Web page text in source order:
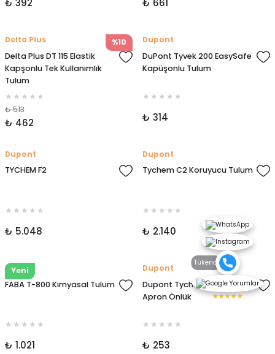
₺ 392 ₺ 661
%10
Delta Plus
Delta Plus DT 115 Elastik
Kapşonlu Tek Kullanımlık
Tulum
₺ 513
₺ 462
Dupont
DuPont Tyvek 200 EasySafe
Kapüşonlu Tulum
₺ 314
Dupont
TYCHEM F2
₺ 5.048
Dupont
Tychem C2 Koruyucu Tulum
₺ 2.140
Yeni
Faba
FABA T-800 Kimyasal Tulum
₺ 1.021
Tükendi
Dupont
Dupont Tychem 2000 C
Apron Önlük
₺ 253
★★★★★